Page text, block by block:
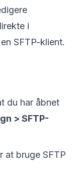
i
SFTP-klient.
du har åbnet
> SFTP-
at bruge SFTP